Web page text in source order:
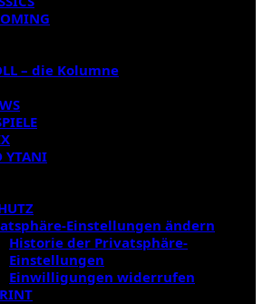
– die Kolumne
YTANI
Einstellungen ändern
Historie der Privatsphäre-
Einstellungen
Einwilligungen widerrufen